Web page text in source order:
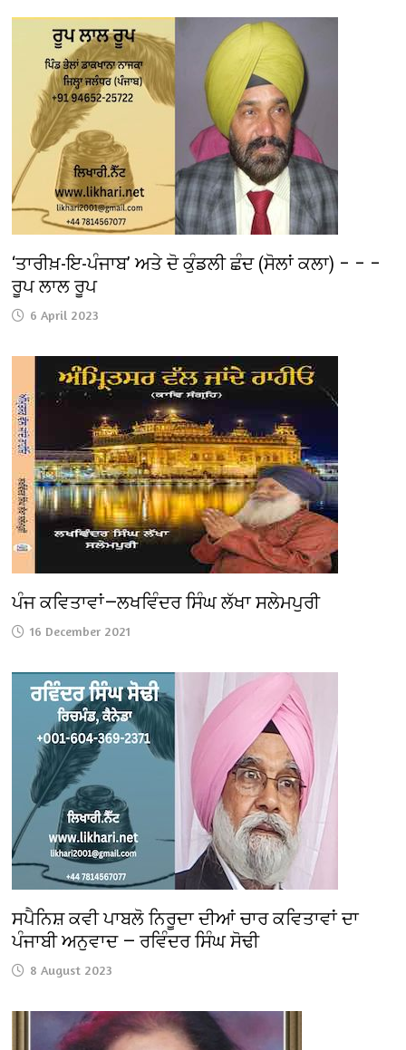
‘ਤਾਰੀਖ਼-ਇ-ਪੰਜਾਬ’ ਅਤੇ ਦੋ ਕੁੰਡਲੀ ਛੰਦ (ਸੋਲਾਂ ਕਲਾ) – – –
ਰੂਪ ਲਾਲ ਰੂਪ
6 April 2023
ਪੰਜ ਕਵਿਤਾਵਾਂ—ਲਖਵਿੰਦਰ ਸਿੰਘ ਲੱਖਾ ਸਲੇਮਪੁਰੀ
16 December 2021
ਸਪੈਨਿਸ਼ ਕਵੀ ਪਾਬਲੋ ਨਿਰੂਦਾ ਦੀਆਂ ਚਾਰ ਕਵਿਤਾਵਾਂ ਦਾ
ਪੰਜਾਬੀ ਅਨੁਵਾਦ — ਰਵਿੰਦਰ ਸਿੰਘ ਸੋਢੀ
8 August 2023